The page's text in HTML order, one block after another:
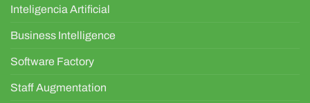
Inteligencia Artificial
Business Intelligence
Software Factory
Staff Augmentation